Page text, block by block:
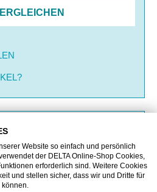
Website so einfach und persönlich
der DELTA Online-Shop Cookies,
erforderlich sind. Weitere Cookies
und stellen sicher, dass wir und Dritte für
können.